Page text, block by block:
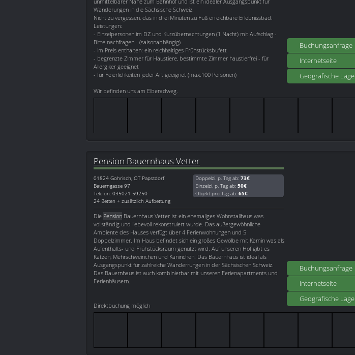
Buchungsanfrage
Internetseite
Geografische Lage
Wanderungen in die Sächsische Schweiz.
Nicht zu vergessen, das in drei Minuten zu Fuß erreichbare Erlebnissbad.
Leistungen:
- Einzelpersonen im DZ und Kurzübernachtungen (1 Nacht) mit Aufschlag -
Bitte nachfragen - (saisonabhängig)
- im Preis enthalten: ein reichhaltiges Frühstücksbufett
- begrenzte Zimmer für Haustiere, bestimmte Zimmer haustierfrei - für
Allergiker geeignet
- für Feierlichkeiten jeder Art geeignet (max.100 Personen)
Wir befinden uns am Elberadweg.
Buchungsanfrage
Internetseite
Geografische Lage
Pension Bauernhaus Vetter
01824 Gohrisch, OT Papstdorf
Bauerngasse 97
Telefon: 035021 59250
24 Betten + zusätzlich Aufbettung
Doppelzi. p. Tag ab: 73€
Einzelzi. p. Tag ab: 50€
Objekt pro Tag ab: 65€
Die Pension Bauernhaus Vetter ist ein ehemaliges Wohnstallhaus was
vollständig und liebevoll rekonstruiert wurde. Das außergewöhnliche
Ambiente des Hauses verfügt über 4 Ferienwohnungen und 5
Doppelzimmer. Im Haus befindet sich ein großes Gewölbe mit Kamin was als
Aufenthalts- und Frühstücksraum genutzt wird. Auf unseren Hof gibt es
Katzen, Mehrschweinchen und Kaninchen. Das Bauernhaus ist ideal als
Ausgangspunkt für zahlreiche Wanderrungen in der Sächsischen Schweiz.
Das Bauernhaus ist auch kombinierbar mit unseren Ferienapartments und
Ferienhäusern.
Direktbuchung möglich